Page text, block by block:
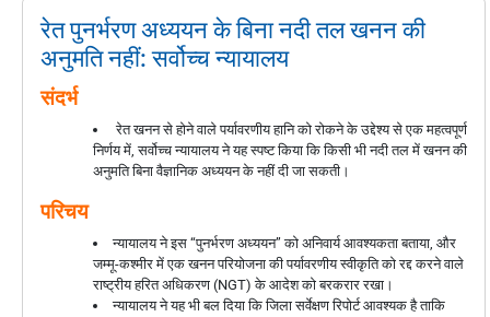
रेत पुनर्भरण अध्ययन के बिना नदी तल खनन की
अनुमति नहीं: सर्वोच्च न्यायालय
संदर्भ
रेत खनन से होने वाले पर्यावरणीय हानि को रोकने के उद्देश्य से एक महत्वपूर्ण
निर्णय में, सर्वोच्च न्यायालय ने यह स्पष्ट किया कि किसी भी नदी तल में खनन की
अनुमति बिना वैज्ञानिक अध्ययन के नहीं दी जा सकती।
परिचय
न्यायालय ने इस “पुनर्भरण अध्ययन” को अनिवार्य आवश्यकता बताया, और
जम्मू-कश्मीर में एक खनन परियोजना की पर्यावरणीय स्वीकृति को रद्द करने वाले
राष्ट्रीय हरित अधिकरण (NGT) के आदेश को बरकरार रखा।
न्यायालय ने यह भी बल दिया कि जिला सर्वेक्षण रिपोर्ट आवश्यक है ताकि